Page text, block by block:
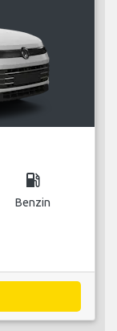
local_gas_station
Benzin